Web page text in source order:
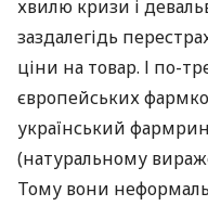
хвилю кризи і
заздалегідь
ціни на товар. І по-
європейських
український
(натуральному
Тому вони